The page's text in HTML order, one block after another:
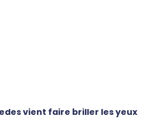
vient faire briller les yeux